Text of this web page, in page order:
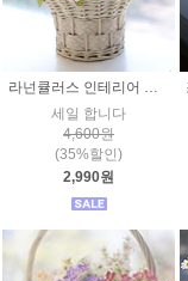
라넌큘러스 인테리어 조화꽃 인조 장식
세일 합니다
4,600원
(35%할인)
2,990원